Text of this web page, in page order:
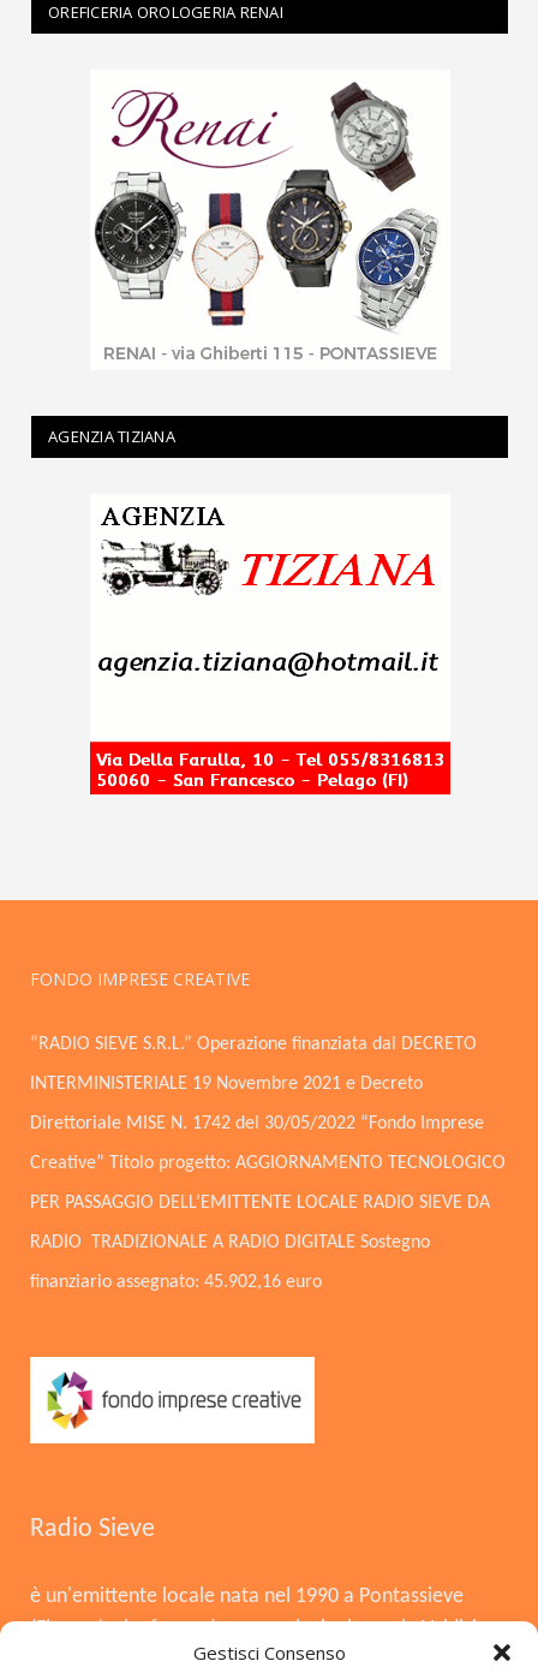
Gestisci Consenso
OREFICERIA OROLOGERIA RENAI
AGENZIA TIZIANA
FONDO IMPRESE CREATIVE
“RADIO SIEVE S.R.L.” Operazione finanziata dal DECRETO
INTERMINISTERIALE 19 Novembre 2021 e Decreto
Direttoriale MISE N. 1742 del 30/05/2022 “Fondo Imprese
Creative” Titolo progetto: AGGIORNAMENTO TECNOLOGICO
PER PASSAGGIO DELL’EMITTENTE LOCALE RADIO SIEVE DA
RADIO TRADIZIONALE A RADIO DIGITALE Sostegno
finanziario assegnato: 45.902,16 euro
Radio Sieve
è un'emittente locale nata nel 1990 a Pontassieve
e il Mugello. Dopo la chiusura nel 2008, è tornata in